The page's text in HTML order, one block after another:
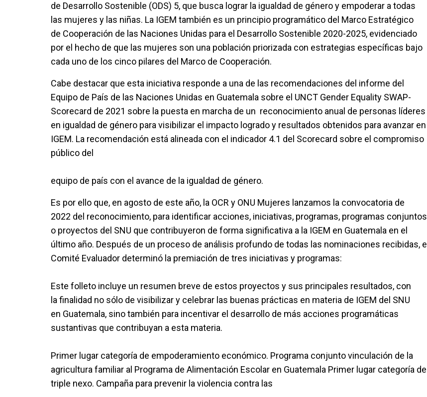
de Desarrollo Sostenible (ODS) 5, que busca lograr la igualdad de género y empoderar a todas
las mujeres y las niñas. La IGEM también es un principio programático del Marco Estratégico
de Cooperación de las Naciones Unidas para el Desarrollo Sostenible 2020-2025, evidenciado
por el hecho de que las mujeres son una población priorizada con estrategias específicas bajo
cada uno de los cinco pilares del Marco de Cooperación.
Cabe destacar que esta iniciativa responde a una de las recomendaciones del informe del
Equipo de País de las Naciones Unidas en Guatemala sobre el UNCT Gender Equality SWAP-
Scorecard de 2021 sobre la puesta en marcha de un reconocimiento anual de personas líderes
en igualdad de género para visibilizar el impacto logrado y resultados obtenidos para avanzar en
IGEM. La recomendación está alineada con el indicador 4.1 del Scorecard sobre el compromiso
público del
equipo de país con el avance de la igualdad de género.
Es por ello que, en agosto de este año, la OCR y ONU Mujeres lanzamos la convocatoria de
2022 del reconocimiento, para identificar acciones, iniciativas, programas, programas conjuntos
o proyectos del SNU que contribuyeron de forma significativa a la IGEM en Guatemala en el
último año. Después de un proceso de análisis profundo de todas las nominaciones recibidas, el
Comité Evaluador determinó la premiación de tres iniciativas y programas:
Este folleto incluye un resumen breve de estos proyectos y sus principales resultados, con
la finalidad no sólo de visibilizar y celebrar las buenas prácticas en materia de IGEM del SNU
en Guatemala, sino también para incentivar el desarrollo de más acciones programáticas
sustantivas que contribuyan a esta materia.
Primer lugar categoría de empoderamiento económico. Programa conjunto vinculación de la
agricultura familiar al Programa de Alimentación Escolar en Guatemala Primer lugar categoría de
triple nexo. Campaña para prevenir la violencia contra las